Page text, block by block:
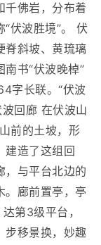
千佛岩，分布着
伏波胜境”。 伏
脊斜坡、黄琉璃
书“伏波晚棹”
字长联。“伏波
回廊 在伏波山
前的土坡，形
建造了这组回
，与平台北边的
。廊前置亭，亭
第3级平台，
步移景换，妙趣